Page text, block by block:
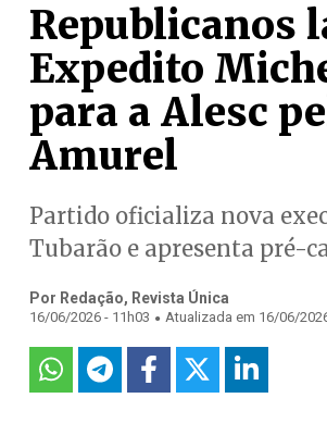
Republicanos
Expedito
para a Alesc
Amurel
Partido oficializa nova
Tubarão e apresenta pré-
Por Redação, Revista Única
16/06/2026 - 11h03 . Atualizada em 16/06/